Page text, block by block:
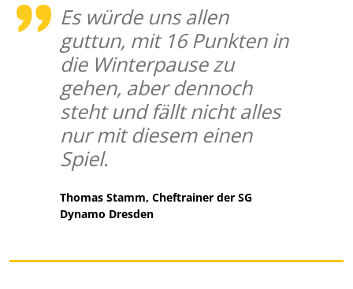
Es würde uns allen
guttun, mit 16 Punkten in
die Winterpause zu
gehen, aber dennoch
steht und fällt nicht alles
nur mit diesem einen
Spiel.
Thomas Stamm, Cheftrainer der SG
Dynamo Dresden